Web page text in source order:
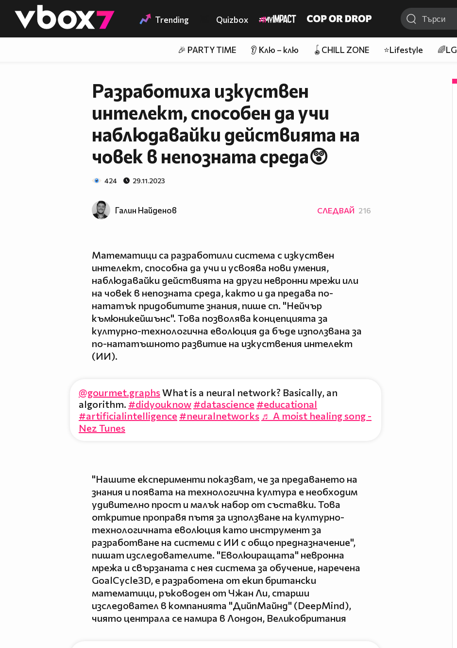
👾 Trending Quizbox
🎉 PARTY TIME 👂 Клю – клю 🪀CHILL ZONE ⭐Lifestyle
Разработиха изкуствен
интелект, способен да учи
наблюдавайки действията на
човек в непозната среда😲
424 29.11.2023
Галин Найденов СЛЕДВАЙ 216
Математици са разработили система с изкуствен
интелект, способна да учи и усвоява нови умения,
наблюдавайки действията на други невронни мрежи или
на човек в непозната среда, както и да предава по-
нататък придобитите знания, пише сп. "Нейчър
къмюникейшънс". Това позволява концепцията за
културно-технологична еволюция да бъде използвана за
по-нататъшното развитие на изкуствения интелект
(ИИ).
@gourmet.graphsWhat is a neural network? Basically, an
algorithm. #didyouknow #datascience #educational
#artificialintelligence #neuralnetworks ♬ A moist healing song -
Nez Tunes
"Нашите експерименти показват, че за предаването на
знания и появата на технологична култура е необходим
удивително прост и малък набор от съставки. Това
откритие проправя пътя за използване на културно-
технологичната еволюция като инструмент за
разработване на системи с ИИ с общо предназначение",
пишат изследователите. "Еволюиращата" невронна
мрежа и свързаната с нея система за обучение, наречена
GoalCycle3D, е разработена от екип британски
математици, ръководен от Чжан Ли, старши
изследовател в компанията "ДийпМайнд" (DeepMind),
чиято централа се намира в Лондон, Великобритания